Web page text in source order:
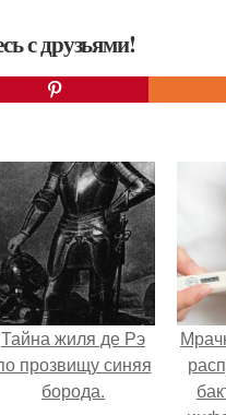
с друзьями!
Тайна жиля де Рэ
прозвищу синяя
борода.